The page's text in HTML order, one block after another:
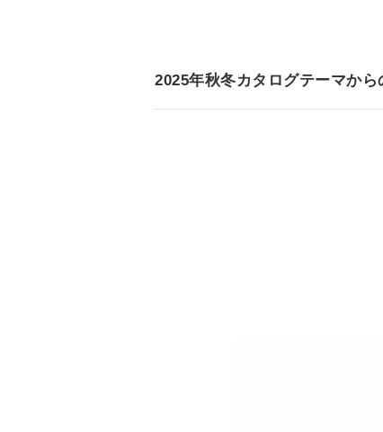
2025年秋冬カタログテーマから